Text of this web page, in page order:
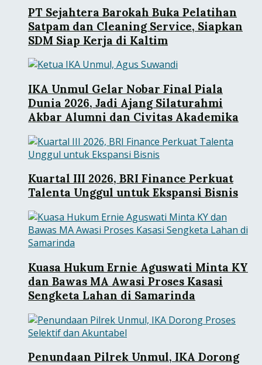
PT Sejahtera Barokah Buka Pelatihan
Satpam dan Cleaning Service, Siapkan
SDM Siap Kerja di Kaltim
IKA Unmul Gelar Nobar Final Piala
Dunia 2026, Jadi Ajang Silaturahmi
Akbar Alumni dan Civitas Akademika
Kuartal III 2026, BRI Finance Perkuat
Talenta Unggul untuk Ekspansi Bisnis
Kuasa Hukum Ernie Aguswati Minta KY
dan Bawas MA Awasi Proses Kasasi
Sengketa Lahan di Samarinda
Penundaan Pilrek Unmul, IKA Dorong